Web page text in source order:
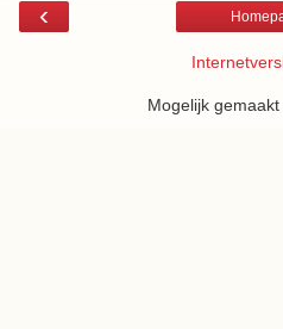
‹
Mogelijk